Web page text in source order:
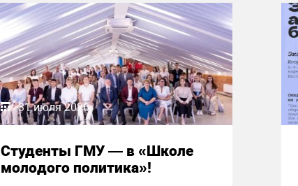
31 июля 2026
Студенты ГМУ — в «Школе
молодого политика»!